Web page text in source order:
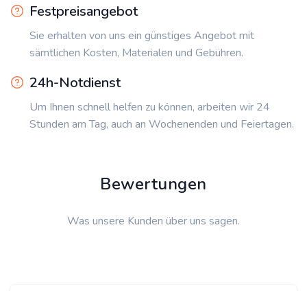
Festpreisangebot
Sie erhalten von uns ein günstiges Angebot mit
sämtlichen Kosten, Materialen und Gebühren.
24h-Notdienst
Um Ihnen schnell helfen zu können, arbeiten wir 24
Stunden am Tag, auch an Wochenenden und Feiertagen.
Bewertungen
Was unsere Kunden über uns sagen.